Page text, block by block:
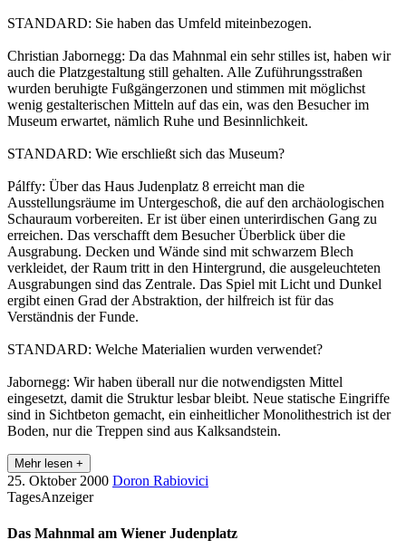
STANDARD: Sie haben das Umfeld miteinbezogen.
Christian Jabornegg: Da das Mahnmal ein sehr stilles ist, haben wir
auch die Platzgestaltung still gehalten. Alle Zuführungsstraßen
wurden beruhigte Fußgängerzonen und stimmen mit möglichst
wenig gestalterischen Mitteln auf das ein, was den Besucher im
Museum erwartet, nämlich Ruhe und Besinnlichkeit.
STANDARD: Wie erschließt sich das Museum?
Pálffy: Über das Haus Judenplatz 8 erreicht man die
Ausstellungsräume im Untergeschoß, die auf den archäologischen
Schauraum vorbereiten. Er ist über einen unterirdischen Gang zu
erreichen. Das verschafft dem Besucher Überblick über die
Ausgrabung. Decken und Wände sind mit schwarzem Blech
verkleidet, der Raum tritt in den Hintergrund, die ausgeleuchteten
Ausgrabungen sind das Zentrale. Das Spiel mit Licht und Dunkel
ergibt einen Grad der Abstraktion, der hilfreich ist für das
Verständnis der Funde.
STANDARD: Welche Materialien wurden verwendet?
Jabornegg: Wir haben überall nur die notwendigsten Mittel
eingesetzt, damit die Struktur lesbar bleibt. Neue statische Eingriffe
sind in Sichtbeton gemacht, ein einheitlicher Monolithestrich ist der
Boden, nur die Treppen sind aus Kalksandstein.
Mehr lesen +
25. Oktober 2000 Doron Rabiovici
TagesAnzeiger
Das Mahnmal am Wiener Judenplatz